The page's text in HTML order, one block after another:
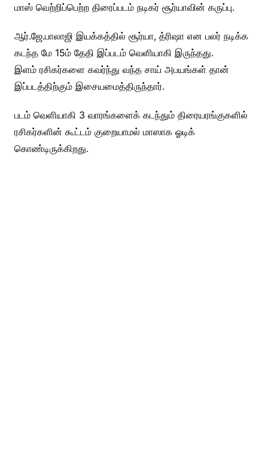
மாஸ் வெற்றிப்பெற்ற திரைப்படம் நடிகர் சூர்யாவின் கருப்பு.
ஆர்.ஜே.பாலாஜி இயக்கத்தில் சூர்யா, த்ரிஷா என பலர் நடிக்க
கடந்த மே 15ம் தேதி இப்படம் வெளியாகி இருந்தது.
இளம் ரசிகர்களை கவர்ந்து வந்த சாய் அபயங்கள் தான்
இப்படத்திற்கும் இசையமைத்திருந்தார்.
படம் வெளியாகி 3 வாரங்களைக் கடந்தும் திரையரங்குகளில்
ரசிகர்களின் கூட்டம் குறையாமல் மாஸாக ஓடிக்
கொண்டிருக்கிறது.